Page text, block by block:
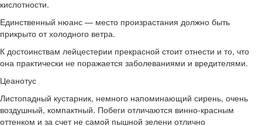
кислотности.
Единственный нюанс — место произрастания должно быть
прикрыто от холодного ветра.
К достоинствам лейцестерии прекрасной стоит отнести и то, что
она практически не поражается заболеваниями и вредителями.
Цеанотус
Листопадный кустарник, немного напоминающий сирень, очень
воздушный, компактный. Побеги отличаются винно-красным
оттенком и за счет не самой пышной зелени отлично